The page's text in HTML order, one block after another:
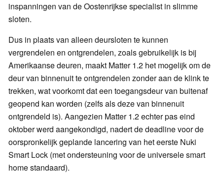
inspanningen van de Oostenrijkse specialist in slimme
sloten.
Dus in plaats van alleen deursloten te kunnen
vergrendelen en ontgrendelen, zoals gebruikelijk is bij
Amerikaanse deuren, maakt Matter 1.2 het mogelijk om de
deur van binnenuit te ontgrendelen zonder aan de klink te
trekken, wat voorkomt dat een toegangsdeur van buitenaf
geopend kan worden (zelfs als deze van binnenuit
ontgrendeld is). Aangezien Matter 1.2 echter pas eind
oktober werd aangekondigd, nadert de deadline voor de
oorspronkelijk geplande lancering van het eerste Nuki
Smart Lock (met ondersteuning voor de universele smart
home standaard).